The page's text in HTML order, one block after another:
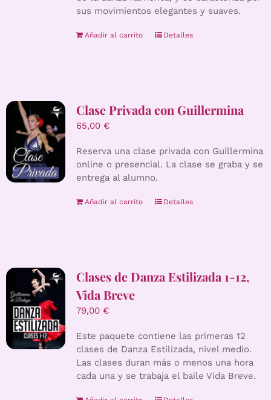
sus movimientos elegantes y suaves.
Añadir al carrito Detalles
Clase Privada con Guillermina
65,00 €
Reserva una clase privada con Guillermina
online o presencial. La clase se graba y se
entrega al alumno.
Añadir al carrito Detalles
Clases de Danza Estilizada 1-12,
Vida Breve
79,00 €
Este paquete contiene las primeras 12
clases de Danza Estilizada, nivel medio.
Las clases duran más o menos una hora
cada una y se trabaja el baile Vida Breve.